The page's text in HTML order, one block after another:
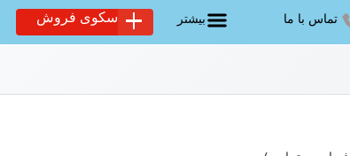
تماس با ما بیشتر سکوی فروش